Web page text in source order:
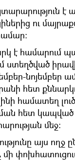
է
ու
է համարում
ստեղծված
նոյեմբեր
հետ
համատեղ
հետ կապված
մեջ։
այս
մի